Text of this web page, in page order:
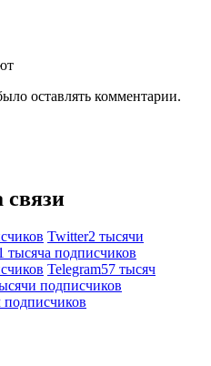
оставлять комментарии.
связи
Twitter2 тысячи
тысяча подписчиков
Telegram57 тысяч
подписчиков
подписчиков